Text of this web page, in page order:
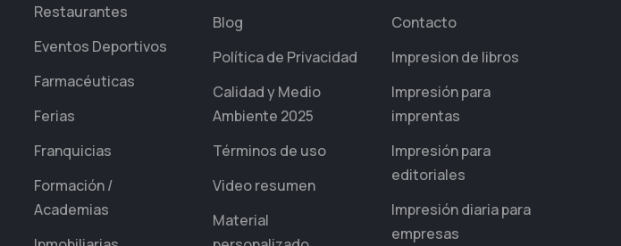
Restaurantes
Eventos Deportivos
Farmacéuticas
Ferias
Franquicias
Formación /
Academias
Blog
Política de Privacidad
Calidad y Medio
Ambiente 2025
Términos de uso
Video resumen
Material
Contacto
Impresion de libros
Impresión para
imprentas
Impresión para
editoriales
Impresión diaria para
empresas